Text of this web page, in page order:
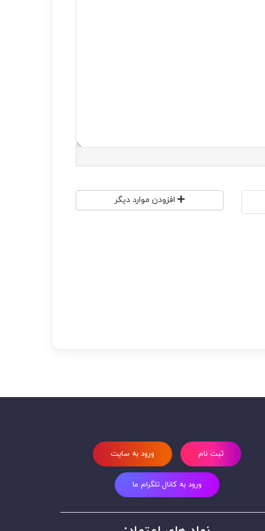
افزودن موارد دیگر
ثبت نام ورود به سایت
ورود به کانال تلگرام ما